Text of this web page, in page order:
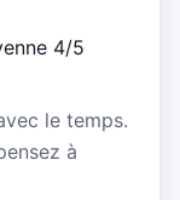
4/5
le temps.
à